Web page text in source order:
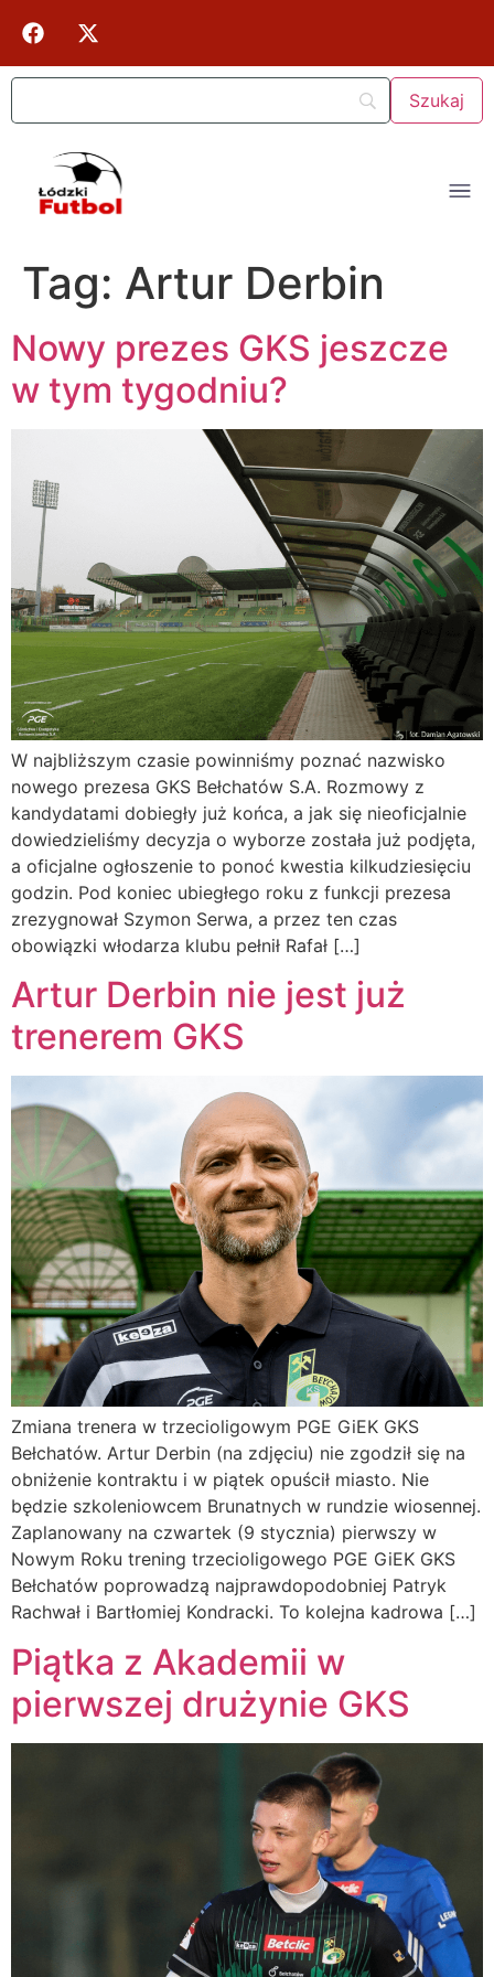
Tag: Artur Derbin
Nowy prezes GKS jeszcze
w tym tygodniu?
W najbliższym czasie powinniśmy poznać nazwisko
nowego prezesa GKS Bełchatów S.A. Rozmowy z
kandydatami dobiegły już końca, a jak się nieoficjalnie
dowiedzieliśmy decyzja o wyborze została już podjęta,
a oficjalne ogłoszenie to ponoć kwestia kilkudziesięciu
godzin. Pod koniec ubiegłego roku z funkcji prezesa
zrezygnował Szymon Serwa, a przez ten czas
obowiązki włodarza klubu pełnił Rafał […]
Artur Derbin nie jest już
trenerem GKS
Zmiana trenera w trzecioligowym PGE GiEK GKS
Bełchatów. Artur Derbin (na zdjęciu) nie zgodził się na
obniżenie kontraktu i w piątek opuścił miasto. Nie
będzie szkoleniowcem Brunatnych w rundzie wiosennej.
Zaplanowany na czwartek (9 stycznia) pierwszy w
Nowym Roku trening trzecioligowego PGE GiEK GKS
Bełchatów poprowadzą najprawdopodobniej Patryk
Rachwał i Bartłomiej Kondracki. To kolejna kadrowa […]
Piątka z Akademii w
pierwszej drużynie GKS